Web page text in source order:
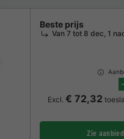
Beste prijs
Van 7 tot 8 dec, 1
Excl. € 72,32
Zie